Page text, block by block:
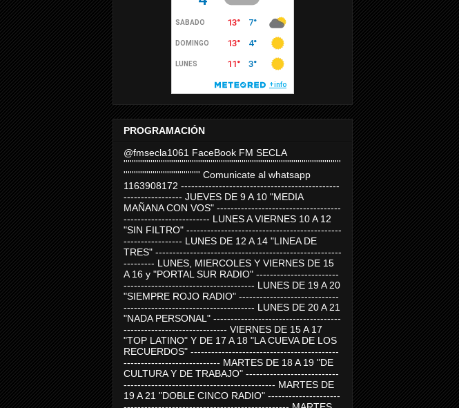
PROGRAMACIÓN
@fmsecla1061 FaceBook FM SECLA
'''''''''''''''''''''''''''''''''''''''''''''''''''''''''''''''''''''''''''''''''''''''''''''''''''''''''
''''''''''''''''''''''''''''''''''''' Comunicate al whatsapp
1163908172 ----------------------------------------------
----------------- JUEVES DE 9 A 10 "MEDIA
MAÑANA CON VOS" ------------------------------------
------------------------- LUNES A VIERNES 10 A 12
"SIN FILTRO" ---------------------------------------------
----------------- LUNES DE 12 A 14 "LINEA DE
TRES" ------------------------------------------------------
--------- LUNES, MIERCOLES Y VIERNES DE 15
A 16 y "PORTAL SUR RADIO" ------------------------
-------------------------------------- LUNES DE 19 A 20
"SIEMPRE ROJO RADIO" -----------------------------
-------------------------------------- LUNES DE 20 A 21
"NADA PERSONAL" -------------------------------------
------------------------------ VIERNES DE 15 A 17
"TOP LATINO" Y DE 17 A 18 "LA CUEVA DE LOS
RECUERDOS" -------------------------------------------
---------------------------- MARTES DE 18 A 19 "DE
CULTURA Y DE TRABAJO" ---------------------------
-------------------------------------------- MARTES DE
19 A 21 "DOBLE CINCO RADIO" ---------------------